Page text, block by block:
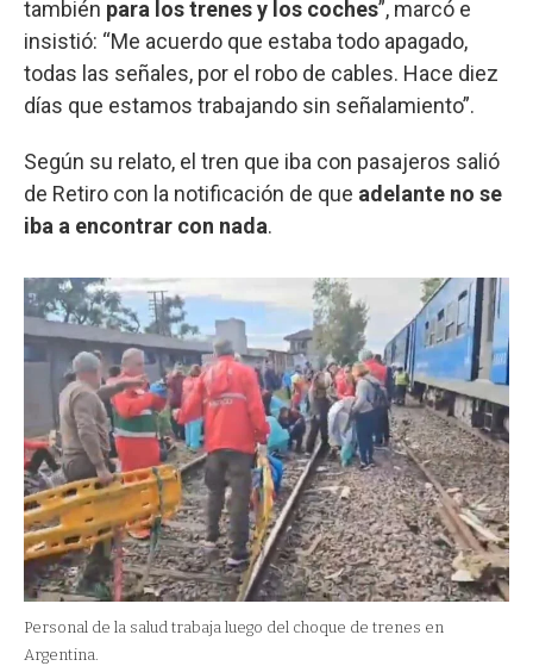
también para los trenes y los coches”, marcó e
insistió: “Me acuerdo que estaba todo apagado,
todas las señales, por el robo de cables. Hace diez
días que estamos trabajando sin señalamiento”.
Según su relato, el tren que iba con pasajeros salió
de Retiro con la notificación de que adelante no se
iba a encontrar con nada.
Personal de la salud trabaja luego del choque de trenes en
Argentina.